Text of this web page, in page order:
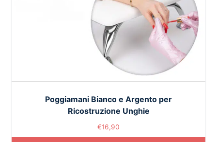
Poggiamani Bianco e Argento per
Ricostruzione Unghie
€16,90